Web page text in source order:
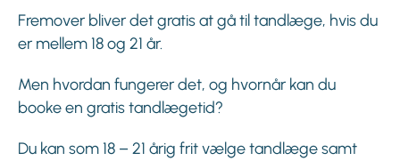
Fremover bliver det gratis at gå til tandlæge, hvis du
er mellem 18 og 21 år.
Men hvordan fungerer det, og hvornår kan du
booke en gratis tandlægetid?
Du kan som 18 – 21 årig frit vælge tandlæge samt